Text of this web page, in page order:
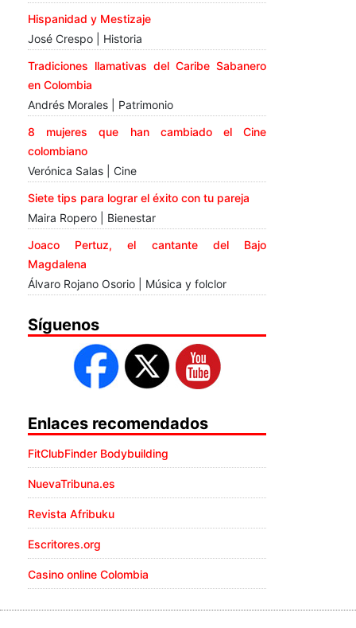
Hispanidad y Mestizaje
José Crespo | Historia
Tradiciones llamativas del Caribe Sabanero
en Colombia
Andrés Morales | Patrimonio
8 mujeres que han cambiado el Cine
colombiano
Verónica Salas | Cine
Siete tips para lograr el éxito con tu pareja
Maira Ropero | Bienestar
Joaco Pertuz, el cantante del Bajo
Magdalena
Álvaro Rojano Osorio | Música y folclor
Síguenos
Enlaces recomendados
FitClubFinder Bodybuilding
NuevaTribuna.es
Revista Afribuku
Escritores.org
Casino online Colombia